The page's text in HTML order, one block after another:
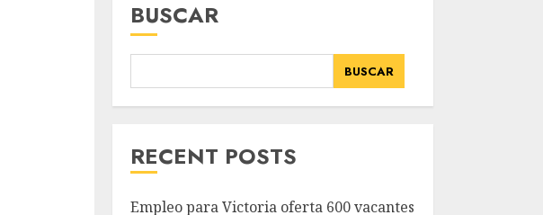
BUSCAR
BUSCAR
RECENT POSTS
Empleo para Victoria oferta 600 vacantes